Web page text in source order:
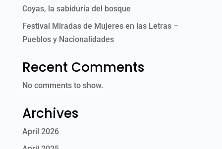
Coyas, la sabiduría del bosque
Festival Miradas de Mujeres en las Letras –
Pueblos y Nacionalidades
Recent Comments
No comments to show.
Archives
April 2026